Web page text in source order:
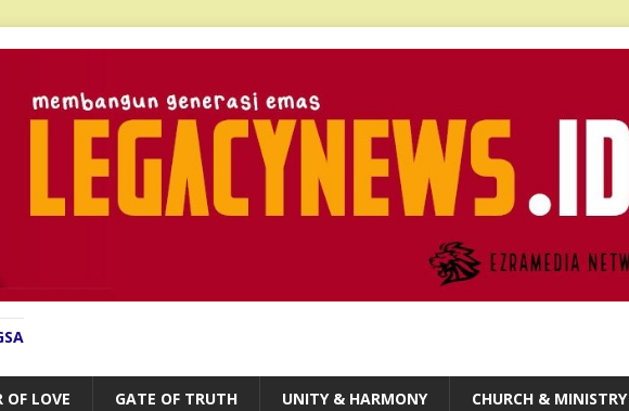
OF LOVE GATE OF TRUTH UNITY & HARMONY CHURCH & MINISTRY